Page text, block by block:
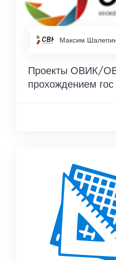
Максим
Проекты ОВИК/
прохождением гос